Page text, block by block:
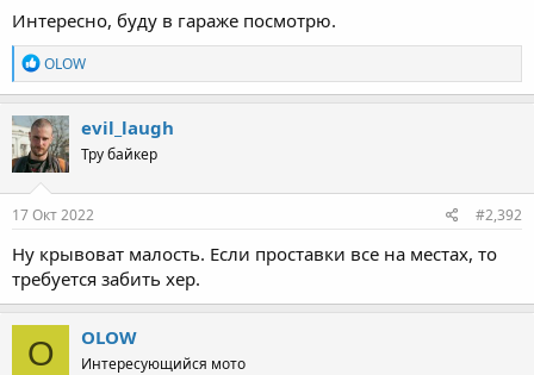
Интересно, буду в гараже посмотрю.
R
e
a
c
t
i
o
n
s
OLOW
evil_laugh
Тру байкер
17 Окт 2022 #2,392
Ну крывоват малость. Если проставки все на местах, то
требуется забить хер.
O OLOW
Интересующийся мото